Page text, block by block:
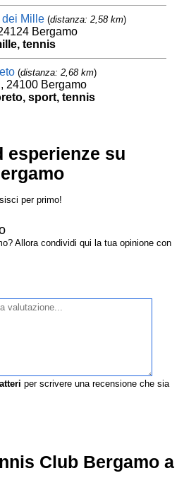
dei Mille (distanza: 2,58 km)
Bergamo
tennis
(distanza: 2,68 km)
24100 Bergamo
sport, tennis
esperienze su
per primo!
Allora condividi qui la tua opinione con
per scrivere una recensione che sia
Club Bergamo a